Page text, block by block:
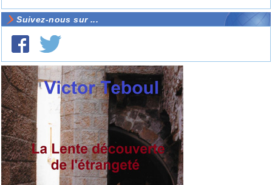
Suivez-nous sur ...